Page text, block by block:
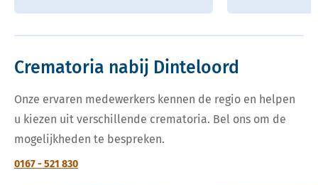
Crematoria nabij Dinteloord
Onze ervaren medewerkers kennen de regio en helpen
u kiezen uit verschillende crematoria. Bel ons om de
mogelijkheden te bespreken.
0167 - 521 830